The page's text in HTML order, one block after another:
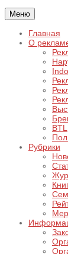
Меню
Главная
О
BTL
Рубрики